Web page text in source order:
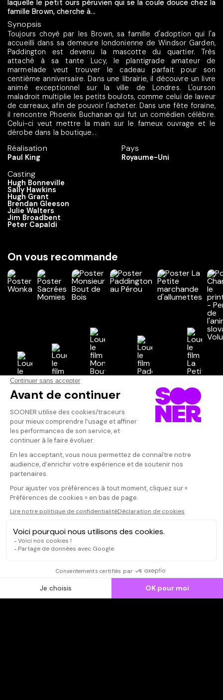
laquelle le petit ours péruvien qui se la coule douce chez la
famille Brown, cherche à...
Synopsis
Toujours choyé par les Brown, sa famille d'adoption qui l'a
accueilli dans sa demeure londonienne de Windsor Garden,
Paddington est devenu la mascotte du quartier. Très
attaché à sa tante Lucy, le plantigrade amateur de
marmelade veut trouver le cadeau parfait pour son
centième anniversaire. Dans une librairie, il découvre un livre
animé exceptionnel sur la ville de Londres. L'ourson
maladroit multiplie les petits boulots, comme celui de laveur
de carreaux, afin de pouvoir l'acheter. Dans une fête foraine,
il rencontre Phoenix Buchanan qui fut un comédien célèbre.
Celui-ci veut mettre la main sur le fameux ouvrage et le
dérobe dans la boutique...
Réalisation
Paul King
Casting
Hugh Bonneville
Sally Hawkins
Hugh Grant
Brendan Gleeson
Julie Walters
Jim Broadbent
Peter Capaldi
Pays
Royaume-Uni
On vous recommande
Vos avis
Donnez votre avis
Votre note
Votre commentaire
Il faut vous connecter pour
publier un avis
CONNEXION
Qui sommes-nous ?